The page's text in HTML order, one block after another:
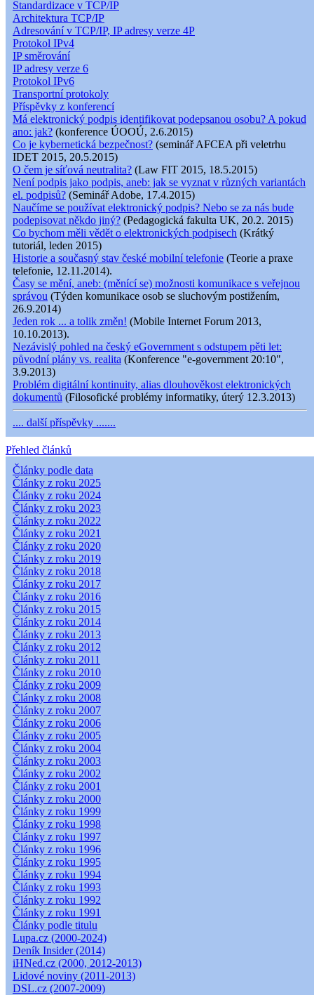
Standardizace v TCP/IP
Architektura TCP/IP
Adresování v TCP/IP, IP adresy verze 4P
Protokol IPv4
IP směrování
IP adresy verze 6
Protokol IPv6
Transportní protokoly
Příspěvky z konferencí
Má elektronický podpis identifikovat podepsanou osobu? A pokud
ano: jak? (konference ÚOOÚ, 2.6.2015)
Co je kybernetická bezpečnost? (seminář AFCEA při veletrhu
IDET 2015, 20.5.2015)
O čem je síťová neutralita? (Law FIT 2015, 18.5.2015)
Není podpis jako podpis, aneb: jak se vyznat v různých variantách
el. podpisů? (Seminář Adobe, 17.4.2015)
Naučíme se používat elektronický podpis? Nebo se za nás bude
podepisovat někdo jiný? (Pedagogická fakulta UK, 20.2. 2015)
Co bychom měli vědět o elektronických podpisech (Krátký
tutoriál, leden 2015)
Historie a současný stav české mobilní telefonie (Teorie a praxe
telefonie, 12.11.2014).
Časy se mění, aneb: (měnící se) možnosti komunikace s veřejnou
správou (Týden komunikace osob se sluchovým postižením,
26.9.2014)
Jeden rok ... a tolik změn! (Mobile Internet Forum 2013,
10.10.2013).
Nezávislý pohled na český eGovernment s odstupem pěti let:
původní plány vs. realita (Konference "e-government 20:10",
3.9.2013)
Problém digitální kontinuity, alias dlouhověkost elektronických
dokumentů (Filosofické problémy informatiky, úterý 12.3.2013)
.... další příspěvky .......
Přehled článků
Články podle data
Články z roku 2025
Články z roku 2024
Články z roku 2023
Články z roku 2022
Články z roku 2021
Články z roku 2020
Články z roku 2019
Články z roku 2018
Články z roku 2017
Články z roku 2016
Články z roku 2015
Články z roku 2014
Články z roku 2013
Články z roku 2012
Články z roku 2011
Články z roku 2010
Články z roku 2009
Články z roku 2008
Články z roku 2007
Články z roku 2006
Články z roku 2005
Články z roku 2004
Články z roku 2003
Články z roku 2002
Články z roku 2001
Články z roku 2000
Články z roku 1999
Články z roku 1998
Články z roku 1997
Články z roku 1996
Články z roku 1995
Články z roku 1994
Články z roku 1993
Články z roku 1992
Články z roku 1991
Články podle titulu
Lupa.cz (2000-2024)
Deník Insider (2014)
iHNed.cz (2000, 2012-2013)
Lidové noviny (2011-2013)
DSL.cz (2007-2009)